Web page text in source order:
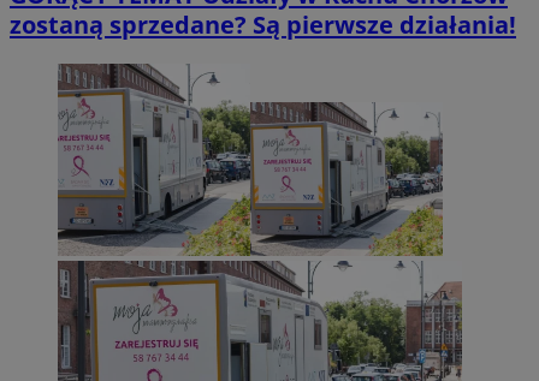
zostaną sprzedane? Są pierwsze działania!